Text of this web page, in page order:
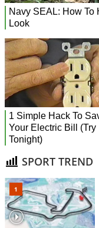
SPORT TREND